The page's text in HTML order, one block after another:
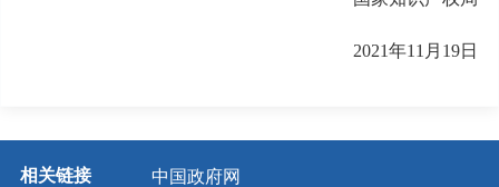
2021年11月19日
相关链接 中国政府网